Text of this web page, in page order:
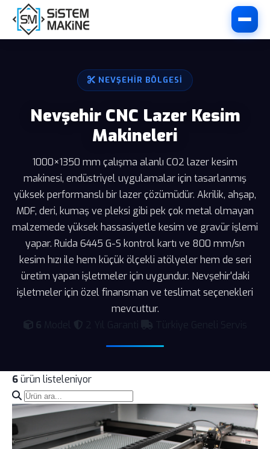
NEVŞEHIR BÖLGESI
Nevşehir CNC Lazer Kesim
Makineleri
1000×1350 mm çalışma alanlı CO2 lazer kesim
makinesi, endüstriyel uygulamalar için tasarlanmış
yüksek performanslı bir lazer çözümüdür. Akrilik, ahşap,
MDF, deri, kumaş ve pleksi gibi pek çok metal olmayan
malzemede yüksek hassasiyetle kesim ve gravür işlemi
yapar. Ruida 6445 G-S kontrol kartı ve 800 mm/sn
kesim hızı ile hem küçük ölçekli atölyeler hem de seri
üretim yapan işletmeler için uygundur. Nevşehir'daki
işletmeler için özel finansman ve teslimat seçenekleri
mevcuttur.
6ürün listeleniyor